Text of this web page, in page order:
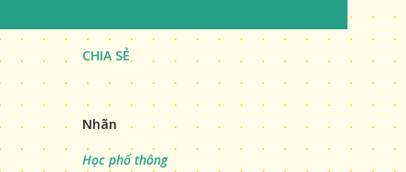
CHIA SẺ
Nhãn
Học phổ thông